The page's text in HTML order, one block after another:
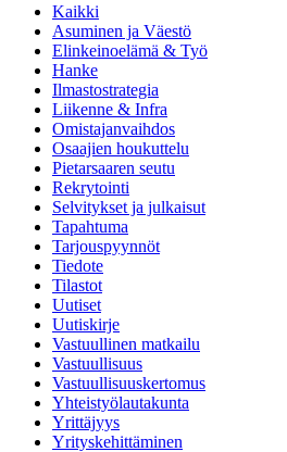
Kaikki
Asuminen ja Väestö
Elinkeinoelämä & Työ
Hanke
Ilmastostrategia
Liikenne & Infra
Omistajanvaihdos
Osaajien houkuttelu
Pietarsaaren seutu
Rekrytointi
Selvitykset ja julkaisut
Tapahtuma
Tarjouspyynnöt
Tiedote
Tilastot
Uutiset
Uutiskirje
Vastuullinen matkailu
Vastuullisuus
Vastuullisuuskertomus
Yhteistyölautakunta
Yrittäjyys
Yrityskehittäminen